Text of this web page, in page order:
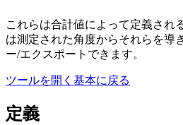
これらは合計値によって定義され
は測定された角度からそれらを導
ー/エクスポートできます。
ツールを開く 基本に戻る
定義